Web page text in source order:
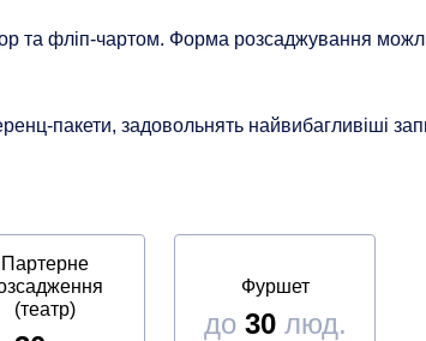
та фліп-чартом. Форма розсаджування
пакети, задовольнять найвибагливіші
Партерне
(театр)
Фуршет
до 30люд.